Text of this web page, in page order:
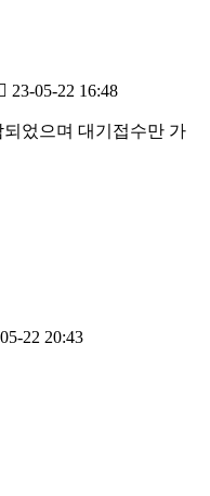
23-05-22 16:48
되었으며 대기접수만 가
22 20:43